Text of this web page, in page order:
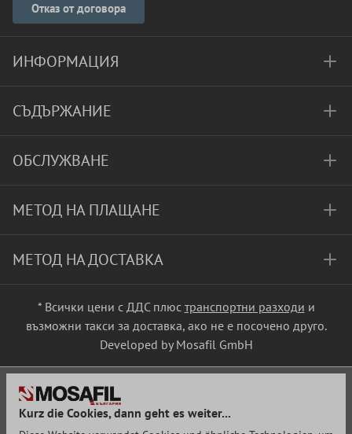
Отказ от договора
ИНФОРМАЦИЯ
СЪДЪРЖАНИЕ
ОБСЛУЖВАНЕ
МЕТОД НА ПЛАЩАНЕ
МЕТОД НА ДОСТАВКА
* Всички цени с ДДС плюс транспортни разходи и
възможни такси за доставка, ако не е посочено друго.
Developed by Mosafil GmbH
Kurz die Cookies, dann geht es weiter...